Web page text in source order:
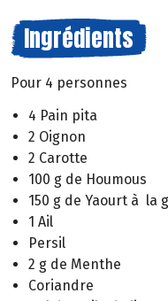
Ingrédients
Pour 4 personnes
4 Pain pita
2 Oignon
2 Carotte
100 g de Houmous
150 g de Yaourt à la
1 Ail
Persil
2 g de Menthe
Coriandre